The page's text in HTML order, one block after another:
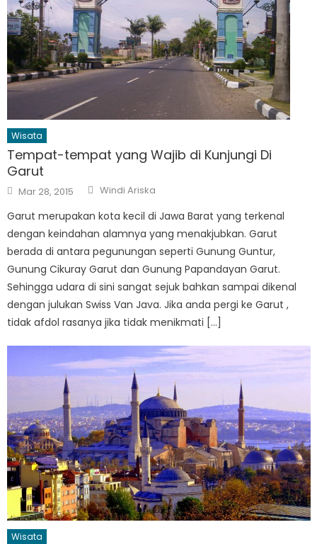
Wisata
Tempat-tempat yang Wajib di Kunjungi Di
Garut
Posted
on
Mar 28, 2015 Author
Windi Ariska
Garut merupakan kota kecil di Jawa Barat yang terkenal
dengan keindahan alamnya yang menakjubkan. Garut
berada di antara pegunungan seperti Gunung Guntur,
Gunung Cikuray Garut dan Gunung Papandayan Garut.
Sehingga udara di sini sangat sejuk bahkan sampai dikenal
dengan julukan Swiss Van Java. Jika anda pergi ke Garut ,
tidak afdol rasanya jika tidak menikmati […]
Wisata